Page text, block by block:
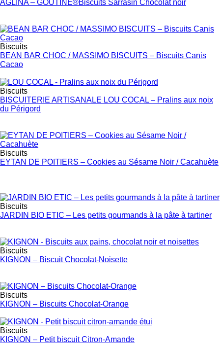
AGLINA – GOÛTINE®Biscuits Sarrasin Chocolat noir
Biscuits
BEAN BAR CHOC / MASSIMO BISCUITS – Biscuits Canis
Cacao
Biscuits
BISCUITERIE ARTISANALE LOU COCAL – Pralins aux noix
du Périgord
Biscuits
EYTAN DE POITIERS – Cookies au Sésame Noir / Cacahuète
Biscuits
JARDIN BIO ETIC – Les petits gourmands à la pâte à tartiner
Biscuits
KIGNON – Biscuit Chocolat-Noisette
Biscuits
KIGNON – Biscuits Chocolat-Orange
Biscuits
KIGNON – Petit biscuit Citron-Amande